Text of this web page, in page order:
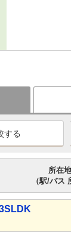
所在
（駅/バス